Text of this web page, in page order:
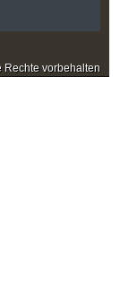
Rechte vorbehalten